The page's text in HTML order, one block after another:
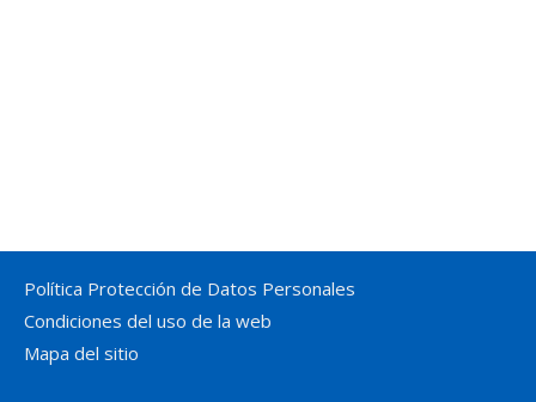
Política Protección de Datos Personales
Condiciones del uso de la web
Mapa del sitio